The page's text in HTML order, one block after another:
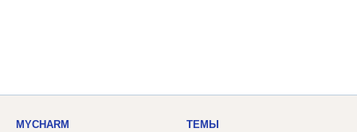
MYCHARM
ТЕМЫ